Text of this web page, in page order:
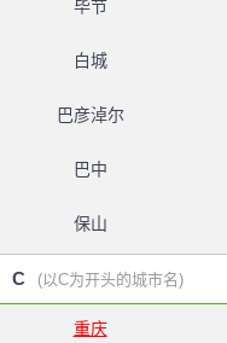
毕节
白城
巴彦淖尔
巴中
保山
C (以C为开头的城市名)
重庆